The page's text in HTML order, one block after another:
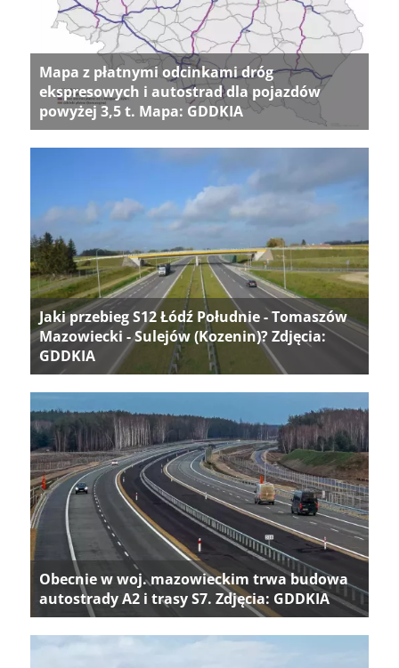
Mapa z płatnymi odcinkami dróg
ekspresowych i autostrad dla pojazdów
powyżej 3,5 t. Mapa: GDDKIA
Jaki przebieg S12 Łódź Południe - Tomaszów
Mazowiecki - Sulejów (Kozenin)? Zdjęcia:
GDDKIA
Obecnie w woj. mazowieckim trwa budowa
autostrady A2 i trasy S7. Zdjęcia: GDDKIA